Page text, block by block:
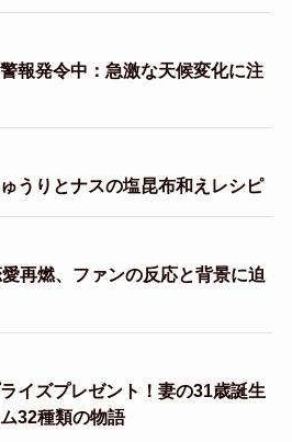
報発令中：急激な天候変化に注
うりとナスの塩昆布和えレシピ
再燃、ファンの反応と背景に迫
イズプレゼント！妻の31歳誕生
32種類の物語